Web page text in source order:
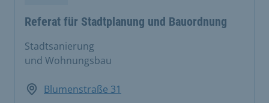
Referat für Stadtplanung und Bauordnung
Stadtsanierung
und Wohnungsbau
Blumenstraße 31